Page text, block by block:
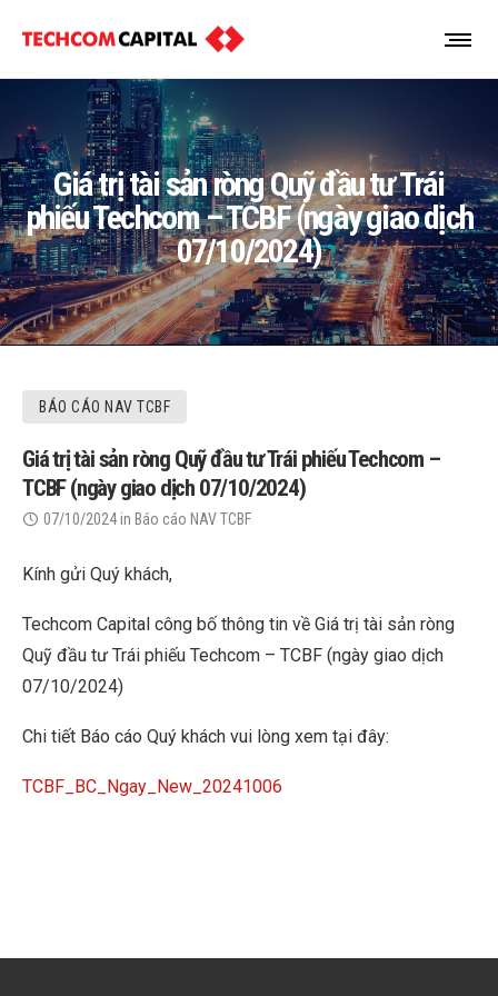
Giá trị tài sản ròng Quỹ đầu tư Trái
phiếu Techcom – TCBF (ngày giao dịch
07/10/2024)
BÁO CÁO NAV TCBF
Giá trị tài sản ròng Quỹ đầu tư Trái phiếu Techcom –
TCBF (ngày giao dịch 07/10/2024)
07/10/2024in Báo cáo NAV TCBF
Kính gửi Quý khách,
Techcom Capital công bố thông tin về Giá trị tài sản ròng
Quỹ đầu tư Trái phiếu Techcom – TCBF (ngày giao dịch
07/10/2024)
Chi tiết Báo cáo Quý khách vui lòng xem tại đây:
TCBF_BC_Ngay_New_20241006